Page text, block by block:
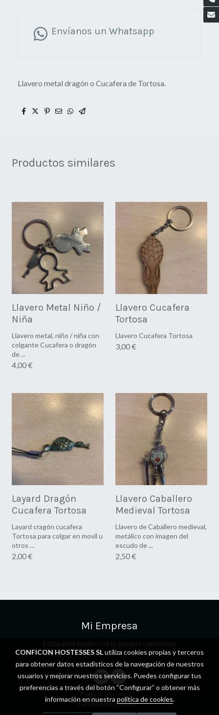
Envíanos un Whatsapp
Llavero metal dragón o Cucafera de Tortosa.
Productos similares
Llavero Metal Niño /
Niña
Llavero metal, niño / niña con
colgante Cucafera o dragón
de ...
4,00 €
Llavero Cucafera
Tortosa
Llavero Cucafera Tortosa
3,00 €
Layard Dragón
Cucafera Tortosa
Layard cragón cucafera
Tortosa para colgar en movil u
otros ...
2,00 €
Llavero Caballero
Medieval Tortosa
Llavero de Caballero medieval,
metálico con imagen del
escudo de ...
2,50 €
Mi Empresa
Gestión de cookies
CONFICON HOSTESSES SLutiliza cookies propias y terceros
para obtener datos estadísticos de la navegación de nuestros
usuarios y mejorar nuestros servicios. Puedes configurar tus
preferencias a través del botón “Configurar” o obtener más
información en nuestra política de cookies.